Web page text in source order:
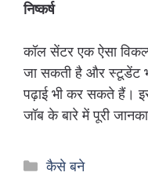
निष्कर्ष
कॉल सेंटर एक ऐसा
जा सकती है और स्टूडेंट
पढ़ाई भी कर सकते हैं।
जॉब के बारे में पूरी
Categories
कैसे बने